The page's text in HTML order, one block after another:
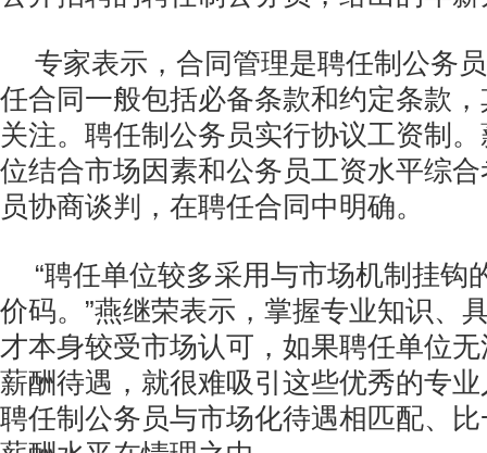
专家表示，合同管理是聘任制公务
任合同一般包括必备条款和约定条款
关注。聘任制公务员实行协议工资制
位结合市场因素和公务员工资水平综
员协商谈判，在聘任合同中明确。
“聘任单位较多采用与市场机制挂钩
价码。”燕继荣表示，掌握专业知识、
才本身较受市场认可，如果聘任单位
薪酬待遇，就很难吸引这些优秀的专
聘任制公务员与市场化待遇相匹配、